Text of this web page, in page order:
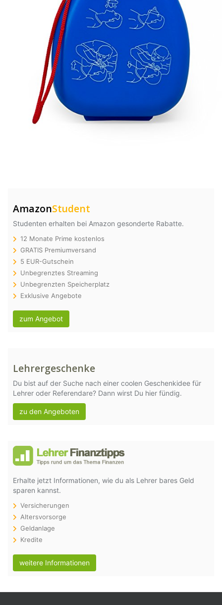
AmazonStudent
Studenten erhalten bei Amazon gesonderte Rabatte.
12 Monate Prime kostenlos
GRATIS Premiumversand
5 EUR-Gutschein
Unbegrenztes Streaming
Unbegrenzten Speicherplatz
Exklusive Angebote
zum Angebot
Lehrergeschenke
Du bist auf der Suche nach einer coolen Geschenkidee für
Lehrer oder Referendare? Dann wirst Du hier fündig.
zu den Angeboten
Erhalte jetzt Informationen, wie du als Lehrer bares Geld
sparen kannst.
Versicherungen
Altersvorsorge
Geldanlage
Kredite
weitere Informationen